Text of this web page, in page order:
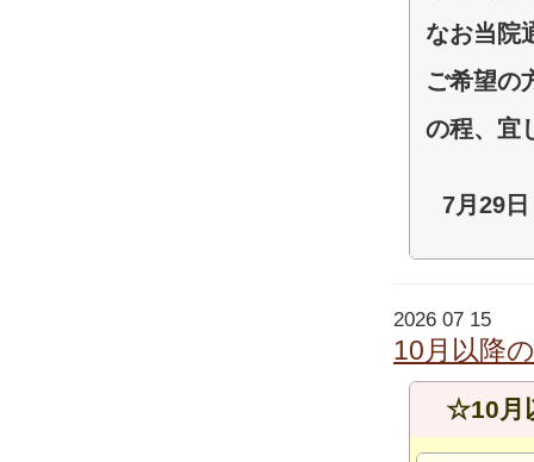
なお当院
ご希望の
の程、宜
7月29
2026 07 15
10月以降
☆10月